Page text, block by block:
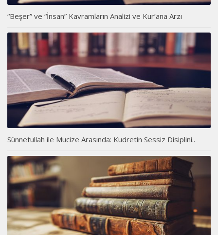
“Beşer” ve “İnsan” Kavramların Analizi ve Kur’ana Arzı
Sünnetullah ile Mucize Arasında: Kudretin Sessiz Disiplini..